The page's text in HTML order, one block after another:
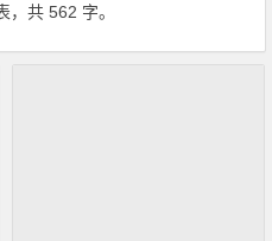
，共 562 字。